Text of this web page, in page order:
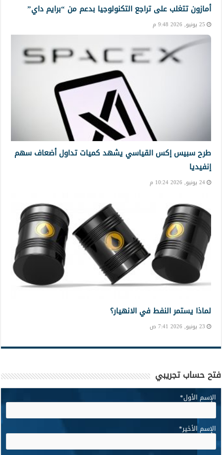
أمازون تتغلب على تراجع التكنولوجيا بدعم من “برايم داي”
25 يونيو, 2026 9:48 م
طرح سبيس إكس القياسي يشهد كميات تداول أضعاف سهم
إنفيديا
24 يونيو, 2026 10:24 م
لماذا يستمر النفط في الانهيار؟
23 يونيو, 2026 7:41 ص
فتح حساب تجريبي
الإسم الأول*
الإسم الأخير*